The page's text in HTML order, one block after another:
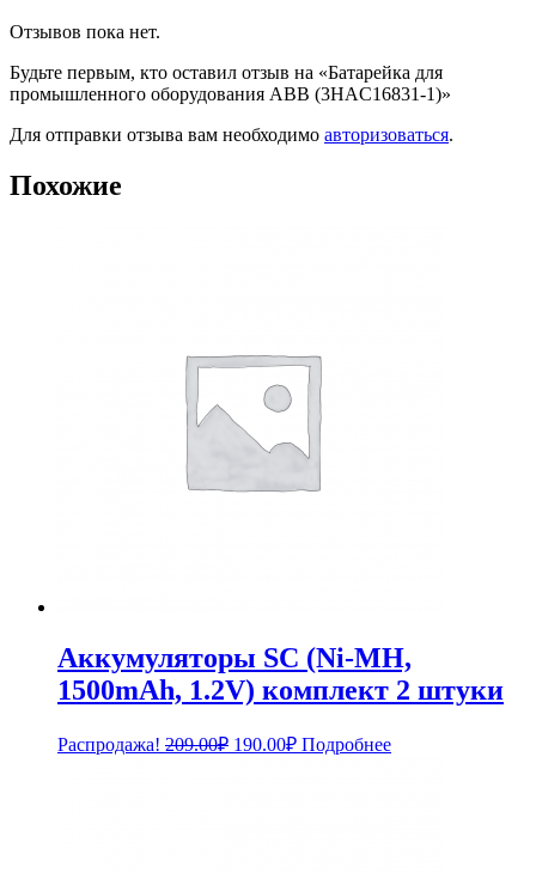
Отзывов пока нет.
Будьте первым, кто оставил отзыв на «Батарейка для
промышленного оборудования ABB (3HAC16831-1)»
Для отправки отзыва вам необходимо авторизоваться.
Похожие
Аккумуляторы SC (Ni-MH,
1500mAh, 1.2V) комплект 2 штуки
Распродажа! 209.00₽ Первоначальная
190.00₽Текущая
цена:
Подробнее